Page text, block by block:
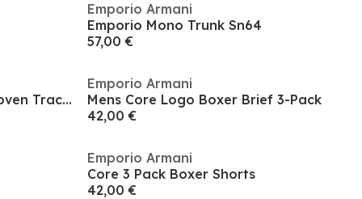
Emporio Armani
Emporio Mono Trunk Sn64
57,00 €
Men's Bermuda Beachwear Woven Tracksuit Shorts
Emporio Armani
Mens Core Logo Boxer Brief 3-Pack
42,00 €
Emporio Armani
Core 3 Pack Boxer Shorts
42,00 €